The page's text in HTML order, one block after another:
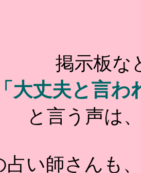
掲示板な
大丈夫と言わ
と言う声は
占い師さんも